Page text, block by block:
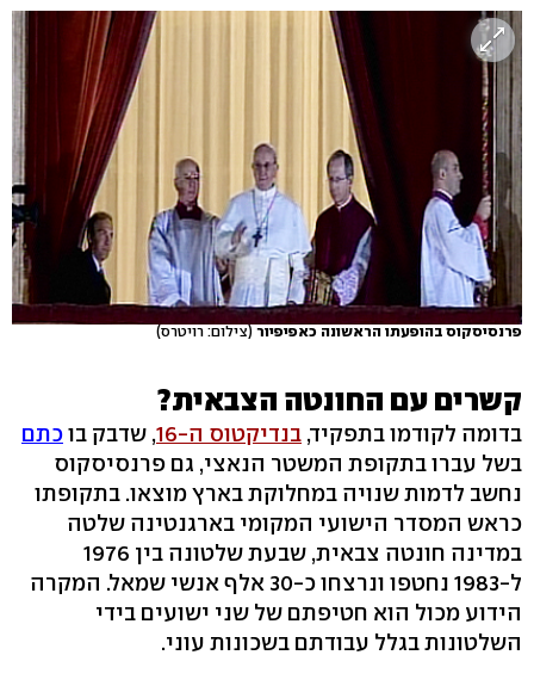
פרנסיסקוס בהופעתו הראשונה כאפיפיור(צילום: רויטרס)
קשרים עם החונטה הצבאית?
בדומה לקודמו בתפקיד, בנדיקטוס ה-16 , שדבק בוכתם
בשל עברו בתקופת המשטר הנאצי, גם פרנסיסקוס
נחשב לדמות שנויה במחלוקת בארץ מוצאו. בתקופתו
כראש המסדר הישועי המקומי בארגנטינה שלטה
במדינה חונטה צבאית, שבעת שלטונה בין 1976
ל-1983 נחטפו ונרצחו כ-30 אלף אנשי שמאל. המקרה
הידוע מכול הוא חטיפתם של שני ישועים בידי
השלטונות בגלל עבודתם בשכונות עוני.